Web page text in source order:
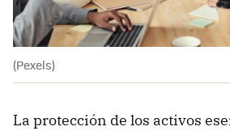
(Pexels)
La protección de los activos